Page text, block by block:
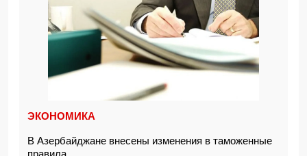
ЭКОНОМИКА
В Азербайджане внесены изменения в таможенные
правила